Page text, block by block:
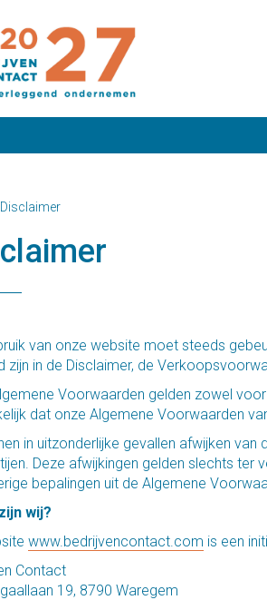
Disclaimer
van onze website moet steeds
zijn in de Disclaimer, de
Voorwaarden gelden zowel
dat onze Algemene Voorwaarden
in uitzonderlijke gevallen afwijken
Deze afwijkingen gelden slechts
bepalingen uit de Algemene
wij?
www.bedrijvencontact.com is een
Contact
19, 8790 Waregem